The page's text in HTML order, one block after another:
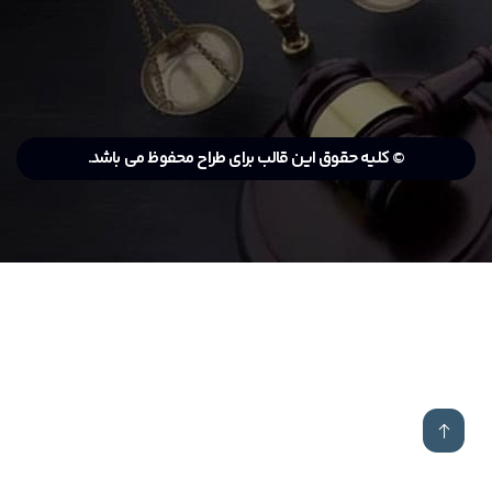
© کلیه حقوق این قالب برای طراح محفوظ می باشد.